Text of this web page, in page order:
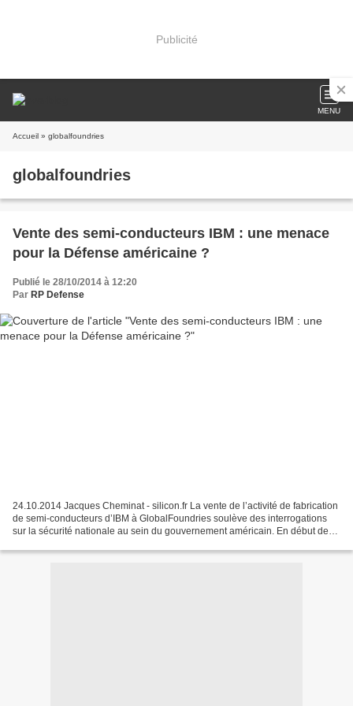
Publicité
MENU
Accueil » globalfoundries
globalfoundries
Vente des semi-conducteurs IBM : une menace
pour la Défense américaine ?
Publié le 28/10/2014 à 12:20
Par RP Defense
24.10.2014 Jacques Cheminat - silicon.fr La vente de l’activité de fabrication
de semi-conducteurs d’IBM à GlobalFoundries soulève des interrogations
sur la sécurité nationale au sein du gouvernement américain. En début de